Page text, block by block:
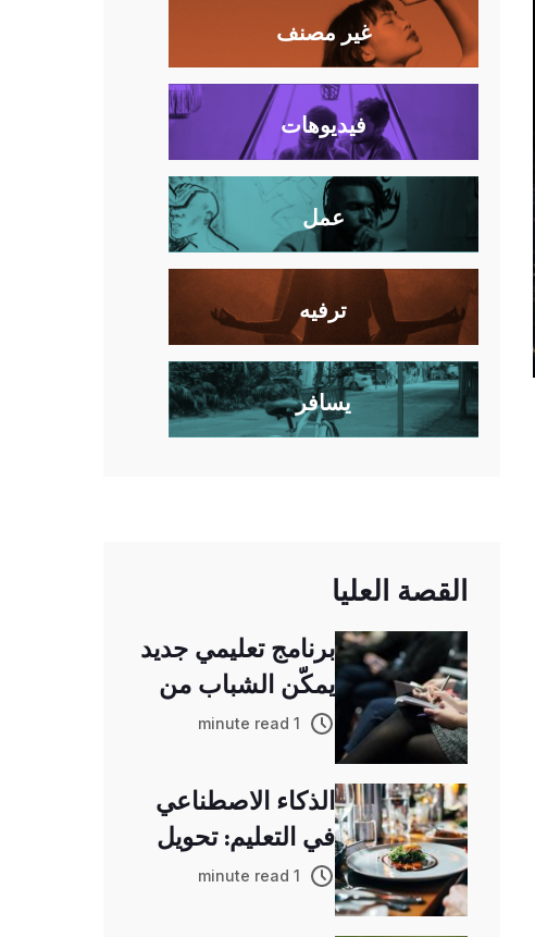
غير مصنف
فيديوهات
عمل
ترفيه
يسافر
القصة العليا
برنامج تعليمي جديد
يمكّن الشباب من
اكتساب المهارات
1 minute read
الذكاء الاصطناعي
في التعليم: تحويل
تجارب التعلم
1 minute read